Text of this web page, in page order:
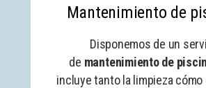
Mantenimiento de
Disponemos de un
de mantenimiento de
incluye tanto la limpieza cómo